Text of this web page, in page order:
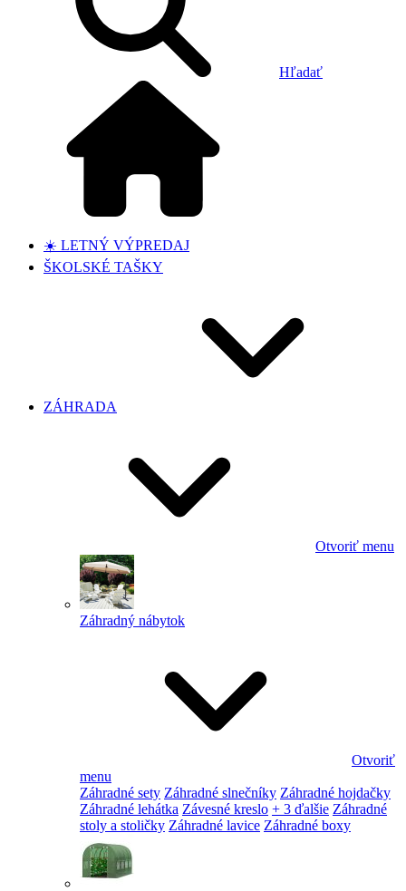
Hľadať
☀️ LETNÝ VÝPREDAJ
ŠKOLSKÉ TAŠKY
ZÁHRADA
Otvoriť menu
Záhradný nábytok
Otvoriť
menu
Záhradné sety Záhradné slnečníky Záhradné hojdačky
Záhradné lehátka Závesné kreslo + 3 ďalšie Záhradné
stoly a stoličky Záhradné lavice Záhradné boxy